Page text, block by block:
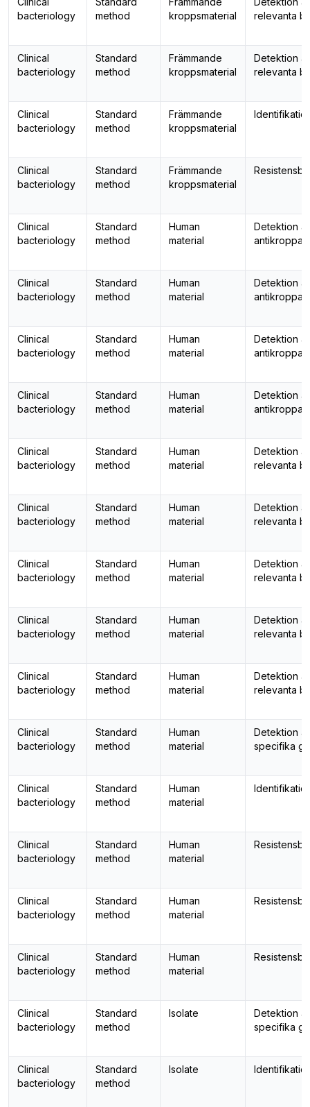
bacteriology
method
kroppsmaterial
relevanta
Clinical
bacteriology
Standard
method
Främmande
kroppsmaterial
Detektion
relevanta
Clinical
bacteriology
Standard
method
Främmande
kroppsmaterial
Clinical
bacteriology
Standard
method
Främmande
kroppsmaterial
Clinical
bacteriology
Standard
method
Human
material
Detektion
antikroppar
Clinical
bacteriology
Standard
method
Human
material
Detektion
antikroppar
Clinical
bacteriology
Standard
method
Human
material
Detektion
antikroppar
Clinical
bacteriology
Standard
method
Human
material
Detektion
antikroppar
Clinical
bacteriology
Standard
method
Human
material
Detektion
relevanta
Clinical
bacteriology
Standard
method
Human
material
Detektion
relevanta
Clinical
bacteriology
Standard
method
Human
material
Detektion
relevanta
Clinical
bacteriology
Standard
method
Human
material
Detektion
relevanta
Clinical
bacteriology
Standard
method
Human
material
Detektion
relevanta
Clinical
bacteriology
Standard
method
Human
material
Detektion
specifika
Clinical
bacteriology
Standard
method
Human
material
Clinical
bacteriology
Standard
method
Human
material
Clinical
bacteriology
Standard
method
Human
material
Clinical
bacteriology
Standard
method
Human
material
Clinical
bacteriology
Standard
method
Isolate
Detektion
specifika
Clinical
bacteriology
Standard
method
Isolate